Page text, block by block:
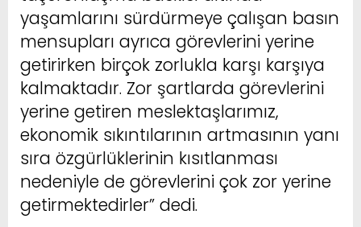
yaşamlarını sürdürmeye çalışan basın
mensupları ayrıca görevlerini yerine
getirirken birçok zorlukla karşı karşıya
kalmaktadır. Zor şartlarda görevlerini
yerine getiren meslektaşlarımız,
ekonomik sıkıntılarının artmasının yanı
sıra özgürlüklerinin kısıtlanması
nedeniyle de görevlerini çok zor yerine
getirmektedirler” dedi.